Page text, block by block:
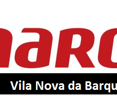
EntroncamentoOnline